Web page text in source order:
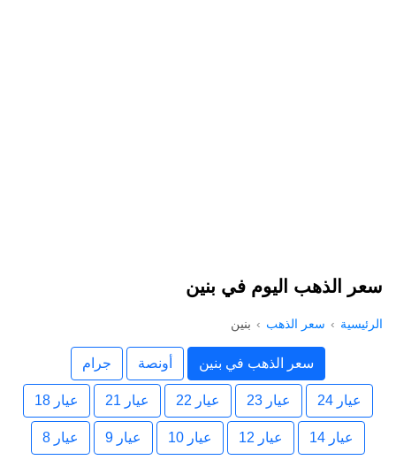
سعر الذهب اليوم في بنين
الرئيسية سعر الذهب بنين
سعر الذهب في بنين أونصة جرام
عيار 24 عيار 23 عيار 22 عيار 21 عيار 18
عيار 14 عيار 12 عيار 10 عيار 9 عيار 8